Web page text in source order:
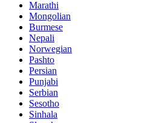
Marathi
Mongolian
Burmese
Nepali
Norwegian
Pashto
Persian
Punjabi
Serbian
Sesotho
Sinhala